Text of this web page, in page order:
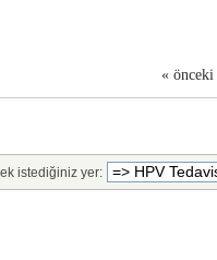
« önceki
istediğiniz yer: